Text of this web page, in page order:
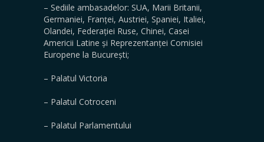
– Sediile ambasadelor: SUA, Marii Britanii,
Germaniei, Franței, Austriei, Spaniei, Italiei,
Olandei, Federației Ruse, Chinei, Casei
Americii Latine și Reprezentanței Comisiei
Europene la București;
– Palatul Victoria
– Palatul Cotroceni
– Palatul Parlamentului